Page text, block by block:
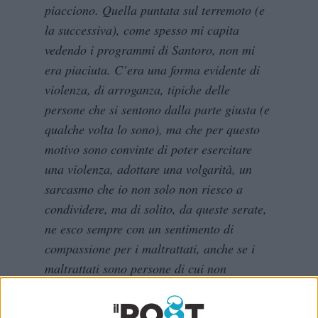
piacciono. Quella puntata sul terremoto (e
la successiva), come spesso mi capita
vedendo i programmi di Santoro, non mi
era piaciuta. C’era una forma evidente di
violenza, di arroganza, tipiche delle
persone che si sentono dalla parte giusta (e
qualche volta lo sono), ma che per questo
motivo sono convinte di poter esercitare
una violenza, adottare una volgarità, un
sarcasmo che io non solo non riesco a
condividere, ma di solito, da queste serate,
ne esco sempre con un sentimento di
compassione per i maltrattati, anche se i
maltrattati sono persone di cui non
però, sono molto difficili da dire. Perché